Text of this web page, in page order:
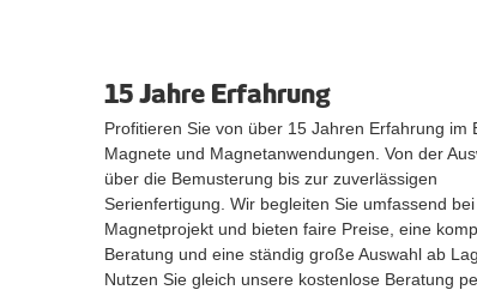
15 Jahre Erfahrung
Profitieren Sie von über 15 Jahren Erfahrung im
Magnete und Magnetanwendungen. Von der
über die Bemusterung bis zur zuverlässigen
Serienfertigung. Wir begleiten Sie umfassend
Magnetprojekt und bieten faire Preise, eine
Beratung und eine ständig große Auswahl ab
Nutzen Sie gleich unsere kostenlose Beratung